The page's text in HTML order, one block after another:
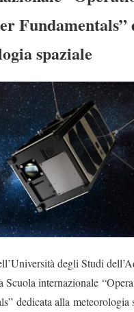
Fundamentals”
spaziale
degli Studi
Scuola internazionale
dedicata alla meteorologia